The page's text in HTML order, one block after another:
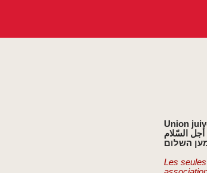
Union
أجل السّلام
השלום
Les